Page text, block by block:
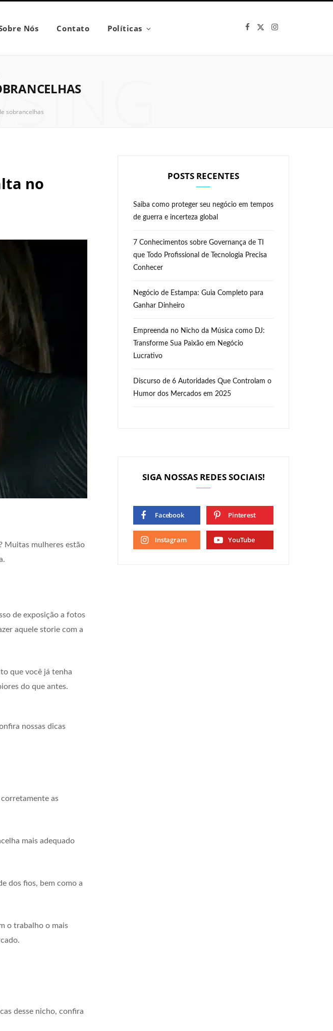
Nós Contato Políticas
b
i
I
a
sobrancelhas
no
Muitas mulheres estão
de exposição a fotos
aquele storie com a
que você já tenha
do que antes.
nossas dicas
as
mais adequado
dos fios, bem como a
o trabalho o mais
desse nicho, confira
POSTS RECENTES
Saiba como proteger seu negócio em tempos
de guerra e incerteza global
7 Conhecimentos sobre Governança de TI
que Todo Profissional de Tecnologia Precisa
Conhecer
Negócio de Estampa: Guia Completo para
Ganhar Dinheiro
Empreenda no Nicho da Música como DJ:
Transforme Sua Paixão em Negócio
Lucrativo
Discurso de 6 Autoridades Que Controlam o
Humor dos Mercados em 2025
SIGA NOSSAS REDES SOCIAIS!
Facebook Pinterest
Instagram YouTube